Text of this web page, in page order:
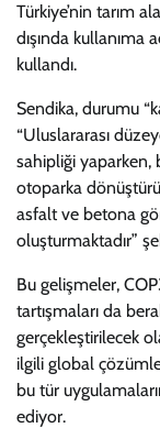
Türkiye’nin tarım
dışında kullanıma
kullandı.
Sendika, durumu
“Uluslararası
sahipliği yaparken,
otoparka
asfalt ve betona
oluşturmaktadır”
Bu gelişmeler,
tartışmaları da
gerçekleştirilecek
ilgili global
bu tür
ediyor.